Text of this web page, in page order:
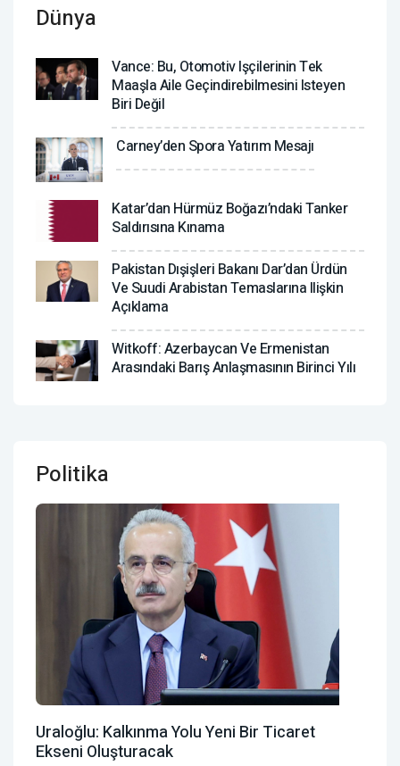
Dünya
Vance: Bu, Otomotiv Işçilerinin Tek
Maaşla Aile Geçindirebilmesini Isteyen
Biri Değil
Carney’den Spora Yatırım Mesajı
Katar’dan Hürmüz Boğazı’ndaki Tanker
Saldırısına Kınama
Pakistan Dışişleri Bakanı Dar’dan Ürdün
Ve Suudi Arabistan Temaslarına Ilişkin
Açıklama
Witkoff: Azerbaycan Ve Ermenistan
Arasındaki Barış Anlaşmasının Birinci Yılı
Politika
Uraloğlu: Kalkınma Yolu Yeni Bir Ticaret
Ekseni Oluşturacak